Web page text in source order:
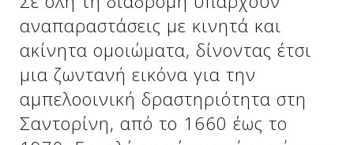
Δείτε μας:
Δείτε μας:
αναπαραστάσεις με κινητά και
ακίνητα ομοιώματα, δίνοντας έτσι
μια ζωντανή εικόνα για την
αμπελοοινική δραστηριότητα στη
Σαντορίνη, από το 1660 έως το